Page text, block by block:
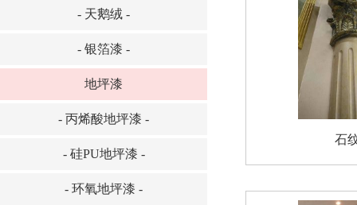
- 天鹅绒 -
- 银箔漆 -
地坪漆
- 丙烯酸地坪漆 -
- 硅PU地坪漆 -
- 环氧地坪漆 -
石